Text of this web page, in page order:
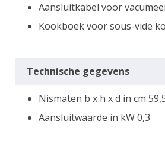
Aansluitkabel voor
Kookboek voor sous-vide
Technische gegevens
Nismaten b x h x d in cm
Aansluitwaarde in kW 0,3